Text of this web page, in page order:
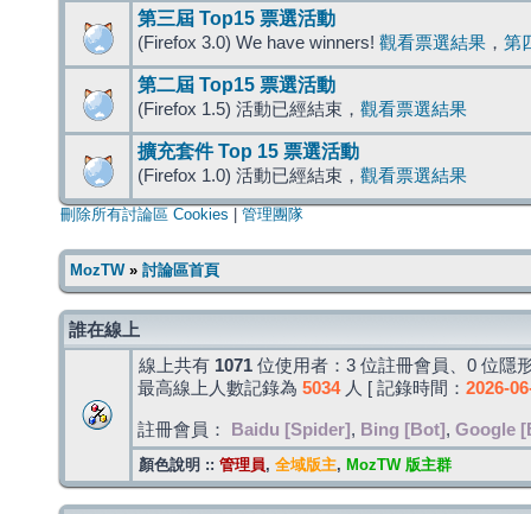
第三屆 Top15 票選活動
(Firefox 3.0) We have winners! 觀看票選結果 ， 第
第二屆 Top15 票選活動
(Firefox 1.5) 活動已經結束， 觀看票選結果
擴充套件 Top 15 票選活動
(Firefox 1.0) 活動已經結束， 觀看票選結果
刪除所有討論區 Cookies 管理團隊
MozTW» 討論區首頁
誰在線上
線上共有 1071 位使用者：3 位註冊會員、0 位隱
最高線上人數記錄為 5034人 [ 記錄時間： 2026-
註冊會員： Baidu [Spider] , Bing [Bot] , Google
顏色說明 :: 管理員, 全域版主, MozTW 版主群